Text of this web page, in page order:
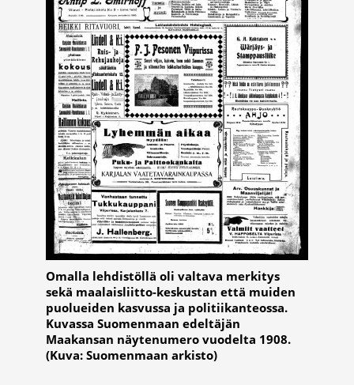
Omalla lehdistöllä oli valtava merkitys
sekä maalaisliitto-keskustan että muiden
puolueiden kasvussa ja politiikanteossa.
Kuvassa Suomenmaan edeltäjän
Maakansan näytenumero vuodelta 1908.
(Kuva: Suomenmaan arkisto)